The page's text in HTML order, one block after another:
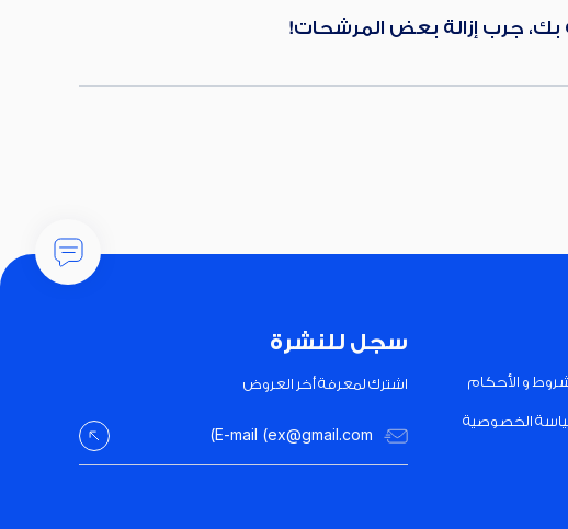
بك، جرب إزالة بعض المرشحات!
و الأحكام
الخصوصية
سجل للنشرة
اشترك لمعرفة أخر العروض